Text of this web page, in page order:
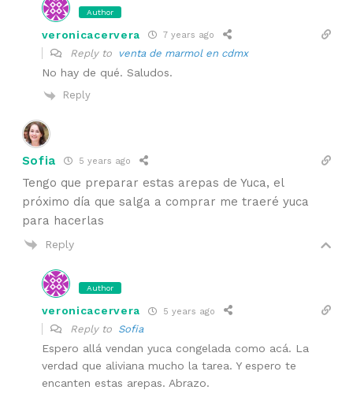
Author
veronicacervera 7 years ago
Reply to venta de marmol en cdmx
No hay de qué. Saludos.
Reply
Sofia 5 years ago
Tengo que preparar estas arepas de Yuca, el
próximo día que salga a comprar me traeré yuca
para hacerlas
Reply
Author
veronicacervera 5 years ago
Reply to Sofia
Espero allá vendan yuca congelada como acá. La
verdad que aliviana mucho la tarea. Y espero te
encanten estas arepas. Abrazo.